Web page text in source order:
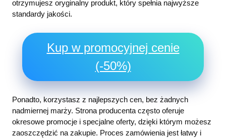
otrzymujesz oryginalny produkt, który spełnia najwyższe
standardy jakości.
Kup w promocyjnej cenie
(-50%)
Ponadto, korzystasz z najlepszych cen, bez żadnych
nadmiernej marży. Strona producenta często oferuje
okresowe promocje i specjalne oferty, dzięki którym możesz
zaoszczędzić na zakupie. Proces zamówienia jest łatwy i